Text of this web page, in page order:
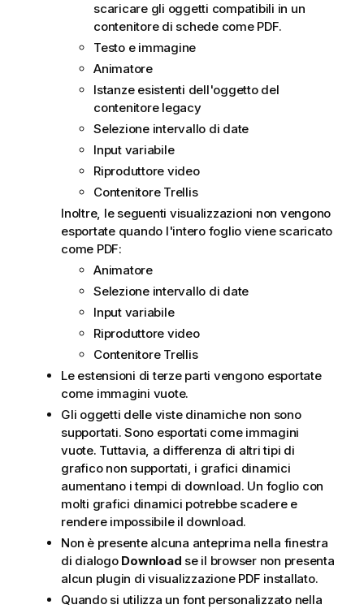
scaricare gli oggetti compatibili in un
contenitore di schede come PDF.
Testo e immagine
Animatore
Istanze esistenti dell'oggetto del
contenitore legacy
Selezione intervallo di date
Input variabile
Riproduttore video
Contenitore Trellis
Inoltre, le seguenti visualizzazioni non vengono
esportate quando l'intero foglio viene scaricato
come PDF:
Animatore
Selezione intervallo di date
Input variabile
Riproduttore video
Contenitore Trellis
Le estensioni di terze parti vengono esportate
come immagini vuote.
Gli oggetti delle viste dinamiche non sono
supportati. Sono esportati come immagini
vuote. Tuttavia, a differenza di altri tipi di
grafico non supportati, i grafici dinamici
aumentano i tempi di download. Un foglio con
molti grafici dinamici potrebbe scadere e
rendere impossibile il download.
Non è presente alcuna anteprima nella finestra
di dialogo Download se il browser non presenta
alcun plugin di visualizzazione PDF installato.
Quando si utilizza un font personalizzato nella